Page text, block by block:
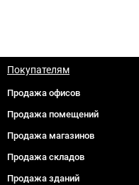
Покупателям
Продажа офисов
Продажа помещений
Продажа магазинов
Продажа складов
Продажа зданий